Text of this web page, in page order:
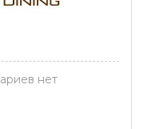
нет